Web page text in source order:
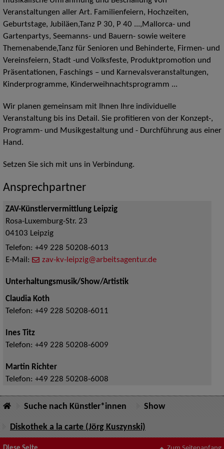
Veranstaltungen aller Art. Familienfeiern, Hochzeiten,
Geburtstage, Jubiläen,Tanz P 30, P 40 ...,Mallorca- und
Gartenpartys, Seemanns- und Bauern- sowie weitere
Themenabende,Tanz für Senioren und Behinderte, Firmen- und
Vereinsfeiern, Stadt -und Volksfeste, Produktpromotion und
Präsentationen, Faschings – und Karnevalsveranstaltungen,
Kinderprogramme, Kinderweihnachtsprogramm ...
Wir planen gemeinsam mit Ihnen Ihre individuelle
Veranstaltung bis ins Detail. Sie profitieren von der Konzept-,
Programm- und Musikgestaltung und - Durchführung aus einer
Hand.
Setzen Sie sich mit uns in Verbindung.
Ansprechpartner
ZAV-Künstlervermittlung Leipzig
Rosa-Luxemburg-Str. 23
04103 Leipzig
Telefon: +49 228 50208-6013
E-Mail:
zav-kv-leipzig@arbeitsagentur.de
Unterhaltungsmusik/Show/Artistik
Claudia Koth
Telefon: +49 228 50208-6011
Ines Titz
Telefon: +49 228 50208-6009
Martin Richter
Telefon: +49 228 50208-6008
Suche nach Künstler*innen Show
Diskothek a la carte (Jörg Kuszynski)